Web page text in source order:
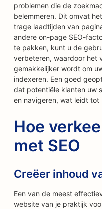
problemen die de
belemmeren. Dit omvat
trage laadtijden van
andere on-page SEO-
te pakken, kunt u de
verbeteren, waardoor het
gemakkelijker wordt om
indexeren. Een goed
dat potentiële klanten uw
en navigeren, wat leidt tot
Hoe
met SEO
Creëer inhoud
Een van de meest
website van je praktijk